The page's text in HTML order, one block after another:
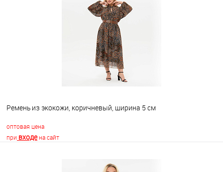
Ремень из экокожи, коричневый, ширина 5 см
оптовая цена
при входена сайт
В корзину